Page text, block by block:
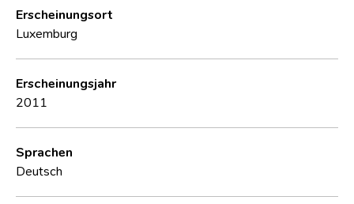
Erscheinungsort
Luxemburg
Erscheinungsjahr
2011
Sprachen
Deutsch